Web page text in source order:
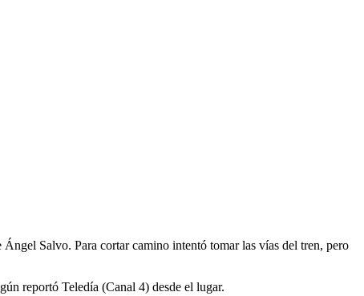
Salvo. Para cortar camino intentó tomar las vías del tren, pero
reportó Teledía (Canal 4) desde el lugar.